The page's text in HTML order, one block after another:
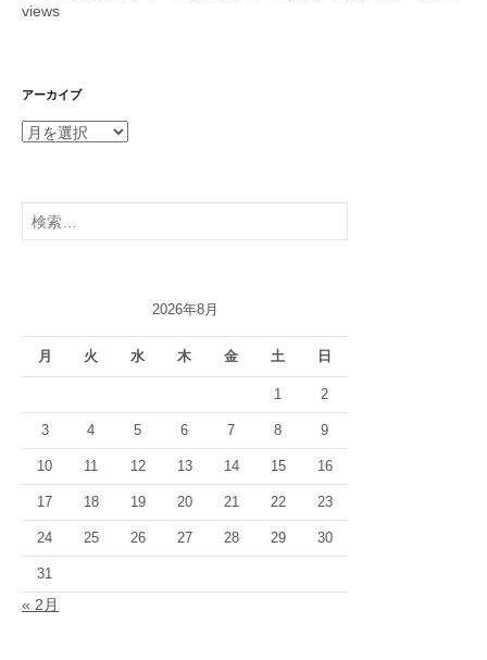
views
アーカイブ
ア
イ
ブ
検
索:
2026年8月
月 火 水 木 金 土 日
1 2
3 4 5 6 7 8 9
10 11 12 13 14 15 16
17 18 19 20 21 22 23
24 25 26 27 28 29 30
31
« 2月